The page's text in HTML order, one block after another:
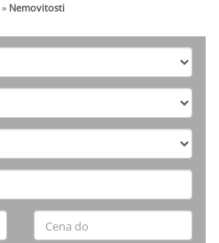
» Nemovitosti